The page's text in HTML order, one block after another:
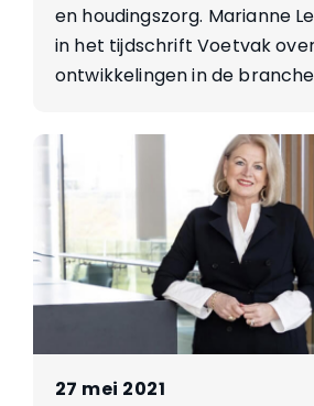
en houdingszorg. Marianne
in het tijdschrift Voetvak
ontwikkelingen in de
27 mei 2021